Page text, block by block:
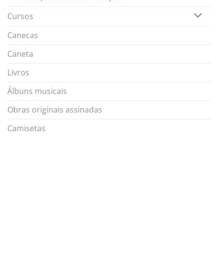
Cursos
Canecas
Caneta
Livros
Álbuns musicais
Obras originais assinadas
Camisetas